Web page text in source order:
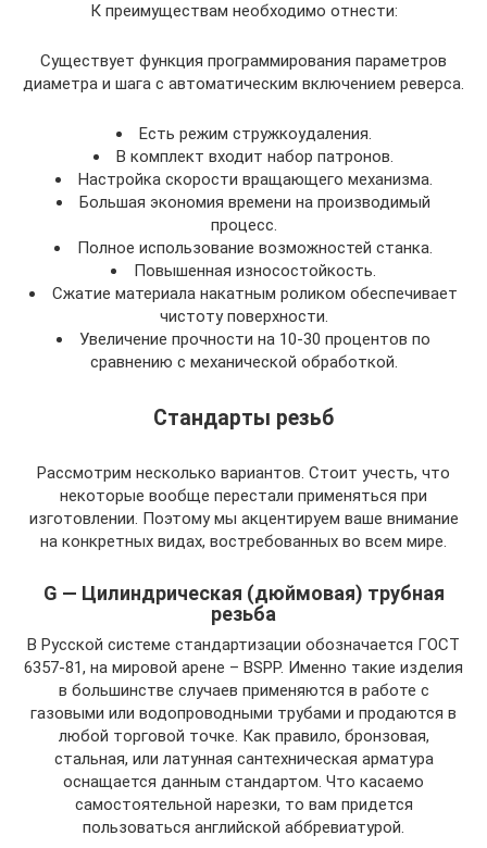
К преимуществам необходимо отнести:
Существует функция программирования параметров
диаметра и шага с автоматическим включением реверса.
Есть режим стружкоудаления.
В комплект входит набор патронов.
Настройка скорости вращающего механизма.
Большая экономия времени на производимый
процесс.
Полное использование возможностей станка.
Повышенная износостойкость.
Сжатие материала накатным роликом обеспечивает
чистоту поверхности.
Увеличение прочности на 10-30 процентов по
сравнению с механической обработкой.
Стандарты резьб
Рассмотрим несколько вариантов. Стоит учесть, что
некоторые вообще перестали применяться при
изготовлении. Поэтому мы акцентируем ваше внимание
на конкретных видах, востребованных во всем мире.
G — Цилиндрическая (дюймовая) трубная
резьба
В Русской системе стандартизации обозначается ГОСТ
6357-81, на мировой арене – BSPP. Именно такие изделия
в большинстве случаев применяются в работе с
газовыми или водопроводными трубами и продаются в
любой торговой точке. Как правило, бронзовая,
стальная, или латунная сантехническая арматура
оснащается данным стандартом. Что касаемо
самостоятельной нарезки, то вам придется
пользоваться английской аббревиатурой.